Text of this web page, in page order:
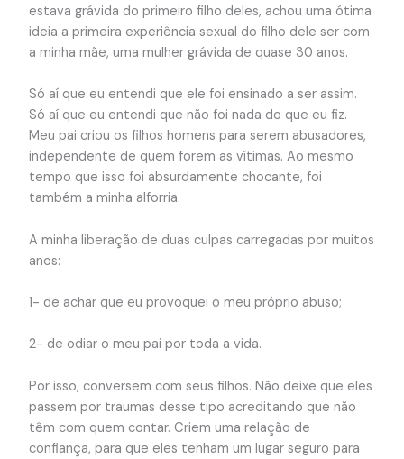
estava grávida do primeiro filho deles, achou uma ótima
ideia a primeira experiência sexual do filho dele ser com
a minha mãe, uma mulher grávida de quase 30 anos.
Só aí que eu entendi que ele foi ensinado a ser assim.
Só aí que eu entendi que não foi nada do que eu fiz.
Meu pai criou os filhos homens para serem abusadores,
independente de quem forem as vítimas. Ao mesmo
tempo que isso foi absurdamente chocante, foi
também a minha alforria.
A minha liberação de duas culpas carregadas por muitos
anos:
1- de achar que eu provoquei o meu próprio abuso;
2- de odiar o meu pai por toda a vida.
Por isso, conversem com seus filhos. Não deixe que eles
passem por traumas desse tipo acreditando que não
têm com quem contar. Criem uma relação de
confiança, para que eles tenham um lugar seguro para